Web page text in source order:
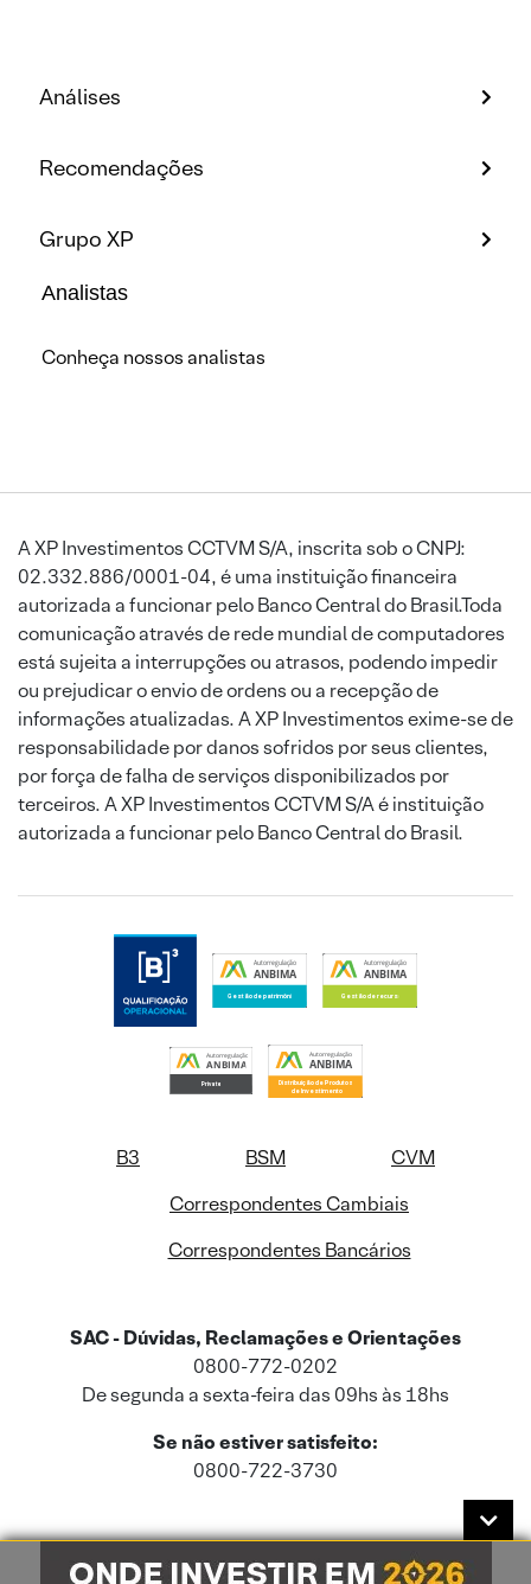
Análises
Recomendações
Grupo XP
Analistas
Conheça nossos analistas
A XP Investimentos CCTVM S/A, inscrita sob o CNPJ:
02.332.886/0001-04, é uma instituição financeira
autorizada a funcionar pelo Banco Central do Brasil.Toda
comunicação através de rede mundial de computadores
está sujeita a interrupções ou atrasos, podendo impedir
ou prejudicar o envio de ordens ou a recepção de
informações atualizadas. A XP Investimentos exime-se de
responsabilidade por danos sofridos por seus clientes,
por força de falha de serviços disponibilizados por
terceiros. A XP Investimentos CCTVM S/A é instituição
autorizada a funcionar pelo Banco Central do Brasil.
B3 BSM
CVM
Correspondentes Cambiais
Correspondentes Bancários
SAC - Dúvidas, Reclamações e Orientações
0800-772-0202
De segunda a sexta-feira das 09hs às 18hs
Se não estiver satisfeito:
0800-722-3730
Este site usa cookies e dados pessoais de acordo com a nossaPolítica de
Cookies
e a nossaPolítica de Privacidade.